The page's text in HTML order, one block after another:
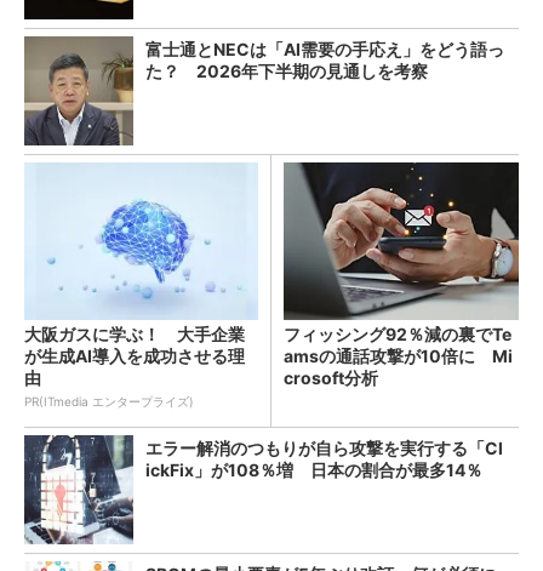
富士通とNECは「AI需要の手応え」をどう語っ
た？ 2026年下半期の見通しを考察
大阪ガスに学ぶ！ 大手企業
が生成AI導入を成功させる理
由
PR(ITmedia エンタープライズ)
フィッシング92％減の裏でTe
amsの通話攻撃が10倍に Mi
crosoft分析
エラー解消のつもりが自ら攻撃を実行する「Cl
ickFix」が108％増 日本の割合が最多14％